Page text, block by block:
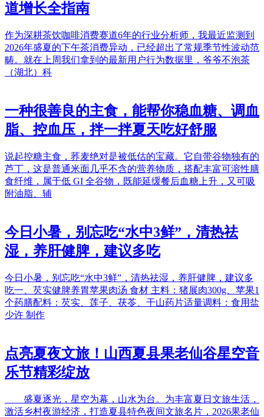
道增长全指南
作为深耕茶饮咖啡消费赛道6年的行业分析师，我最近监测到
2026年盛夏的下午茶消费异动，已经超出了常规季节性波动范
畴。就在上周我们拿到的最新用户行为数据里，爷爷不泡茶
（湖北）科
一种很善良的主食，能帮你稳血糖、调血
脂、控血压，拌一拌夏天吃好舒服
说起控糖主食，荞麦绝对是被低估的宝藏。它自带谷物独有的
芦丁，这是普通米面几乎不含的营养物质，搭配丰富可溶性膳
食纤维，属于低 GI 全谷物，既能延缓餐后血糖上升，又可吸
附油脂、辅
今日小暑，别忘吃“水中3鲜”，清热祛
湿，养肝健脾，建议多吃
今日小暑，别忘吃“水中3鲜”，清热祛湿，养肝健脾，建议多
吃一、芡实健脾养胃苹果肉汤 食材 主料：猪展肉300g、苹果1
个药膳配料：芡实、莲子、茯苓、干山药片适量调料：食用盐
少许 制作
点亮夏夜文旅！山西夏县果老仙谷星空音
乐节精彩绽放
盛夏逐光，星空为幕，山水为台。为丰富夏日文旅生活，
激活乡村夜游经济，打造夏县特色夜间文旅名片，2026果老仙